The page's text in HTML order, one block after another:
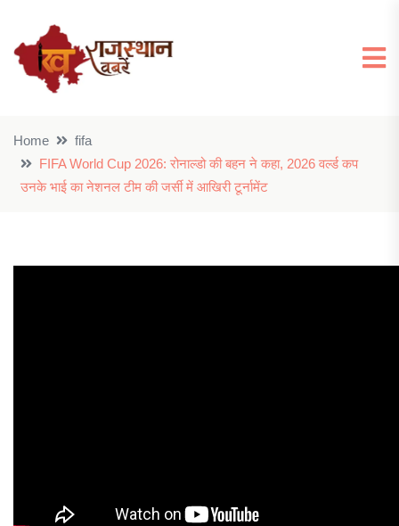
Home
fifa
FIFA World Cup 2026: रोनाल्डो की बहन ने कहा, 2026 वर्ल्ड कप
उनके भाई का नेशनल टीम की जर्सी में आखिरी टूर्नामेंट